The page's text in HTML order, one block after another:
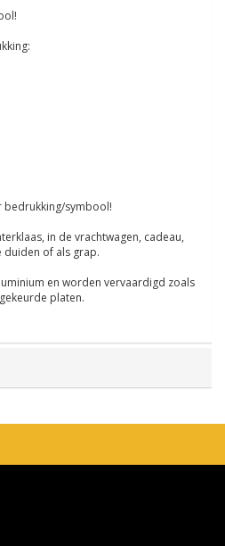
bedrukking/symbool!
in de vrachtwagen, cadeau,
duiden of als grap.
en worden vervaardigd zoals
platen.